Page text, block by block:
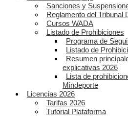
Sanciones y
Reglamento del Tribunal
Cursos WADA
Listado de Prohibiciones
Programa de
Listado de
Resumen
explicativas 2026
Lista de
Mindeporte
Licencias 2026
Tarifas 2026
Tutorial Plataforma